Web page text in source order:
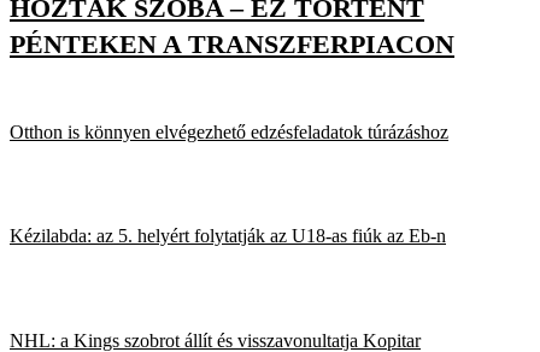
HOZTÁK SZÓBA – EZ TÖRTÉNT
PÉNTEKEN A TRANSZFERPIACON
Otthon is könnyen elvégezhető edzésfeladatok túrázáshoz
Kézilabda: az 5. helyért folytatják az U18-as fiúk az Eb-n
NHL: a Kings szobrot állít és visszavonultatja Kopitar